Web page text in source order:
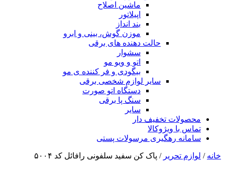
ماشین اصلاح
اپیلاتور
بند انداز
موزن گوش، بینی و ابرو
حالت دهنده های برقی
سشوار
اتو و ویو مو
بیگودی و فر کننده ی مو
سایر لوازم شخصی برقی
دستگاه اتو صورت
سنگ پا برقی
سایر
محصولات تخفیف دار
تماس با ویژوکالا
سامانه رهگیری مرسولات پستی
خانه / لوازم تحریر / پاک کن سفید سلفونی رافائل کد ۵۰۰۴